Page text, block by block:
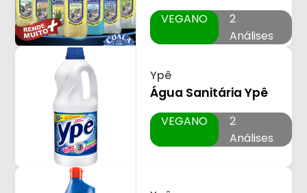
VEGANO
2
Análises
Ypê
Água Sanitária Ypê
VEGANO
2
Análises